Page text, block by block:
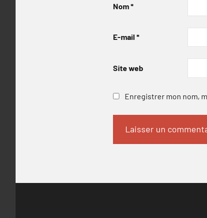
Nom*
E-mail *
Site web
Enregistrer mon nom,